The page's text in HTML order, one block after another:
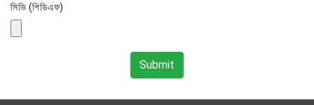
সিভি (পিডিএফ)